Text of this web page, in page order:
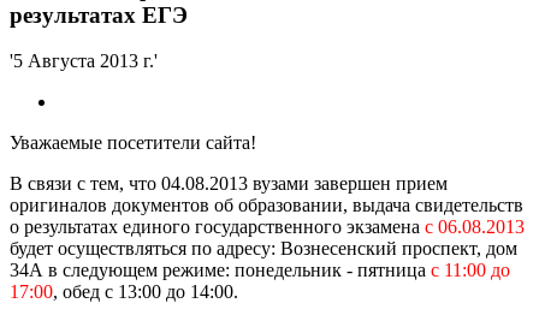
результатах ЕГЭ
'5 Августа 2013 г.'
Уважаемые посетители сайта!
В связи с тем, что 04.08.2013 вузами завершен прием
оригиналов документов об образовании, выдача свидетельств
о результатах единого государственного экзамена с 06.08.2013
будет осуществляться по адресу: Вознесенский проспект, дом
34А в следующем режиме: понедельник - пятница с 11:00 до
17:00, обед с 13:00 до 14:00.